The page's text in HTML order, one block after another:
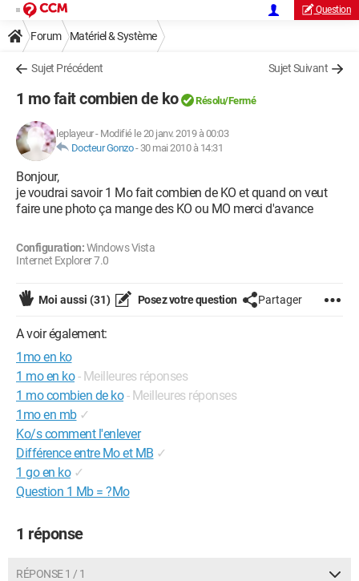
Question
Forum Matériel & Système
Sujet Précédent Sujet Suivant
1 mo fait combien de ko Résolu/Fermé
leplayeur- Modifié le 20 janv. 2019 à 00:03
Docteur Gonzo- 30 mai 2010 à 14:31
Bonjour,
je voudrai savoir 1 Mo fait combien de KO et quand on veut
faire une photo ça mange des KO ou MO merci d'avance
Configuration:Windows Vista
Internet Explorer 7.0
Moi aussi (31) Posez votre question Partager
A voir également:
1mo en ko
1 mo en ko - Meilleures réponses
1 mo combien de ko - Meilleures réponses
1mo en mb ✓
Ko/s comment l'enlever
Différence entre Mo et MB ✓
1 go en ko ✓
Question 1 Mb = ?Mo
1 réponse
RÉPONSE 1 / 1